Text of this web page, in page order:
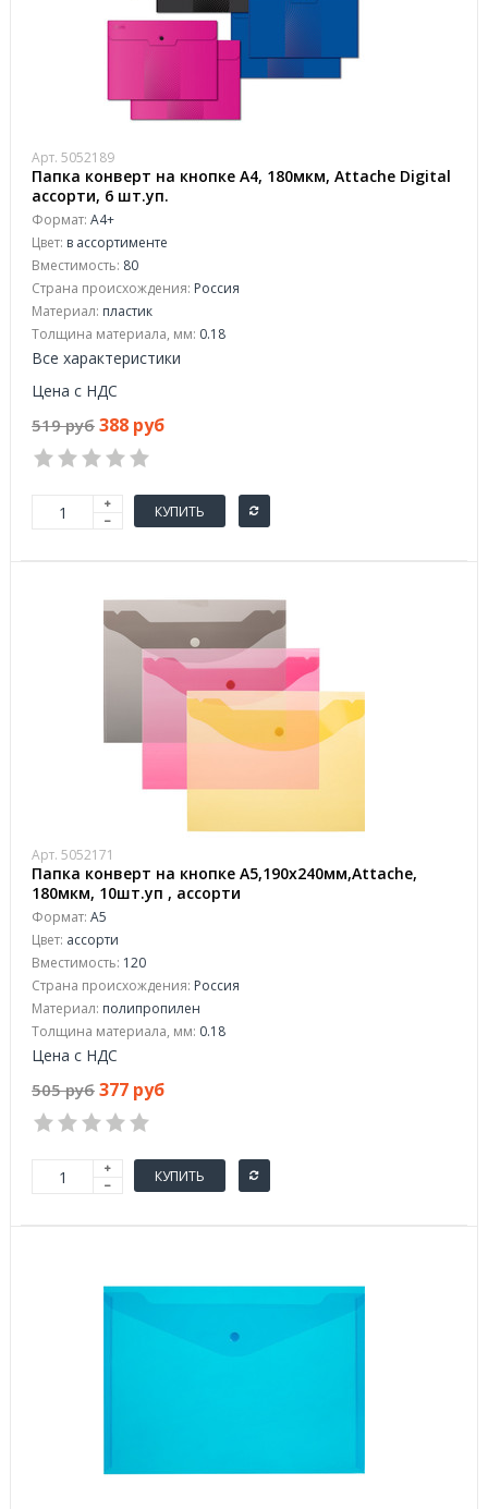
Арт. 5052189
Папка конверт на кнопке А4, 180мкм, Attache Digital
ассорти, 6 шт.уп.
Формат: А4+
Цвет: в ассортименте
Вместимость: 80
Страна происхождения: Россия
Материал: пластик
Толщина материала, мм: 0.18
Все характеристики
Цена с НДС
519 руб 388 руб
КУПИТЬ
Арт. 5052171
Папка конверт на кнопке А5,190x240мм,Attache,
180мкм, 10шт.уп , ассорти
Формат: А5
Цвет: ассорти
Вместимость: 120
Страна происхождения: Россия
Материал: полипропилен
Толщина материала, мм: 0.18
Цена с НДС
505 руб 377 руб
КУПИТЬ